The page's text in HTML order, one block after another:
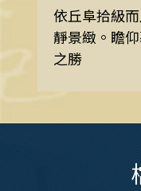
依丘阜拾級
靜景緻。瞻
之勝